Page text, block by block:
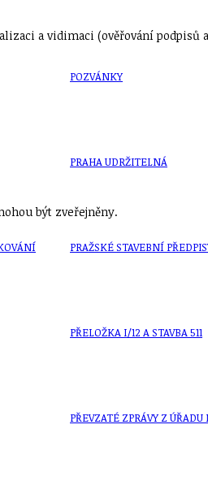
POZVÁNKY
PRAHA UDRŽITELNÁ
PRAŽSKÉ STAVEBNÍ
PŘELOŽKA I/12 A STAVBA 511
PŘEVZATÉ ZPRÁVY Z ÚŘADU
a vidimaci (ověřování
být zveřejněny.